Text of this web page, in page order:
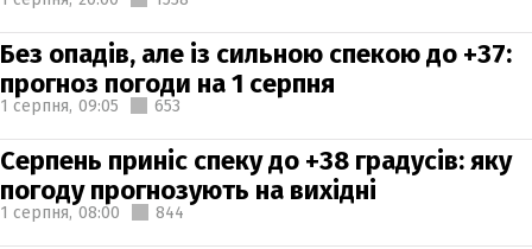
Без опадів, але із сильною спекою до +37:
прогноз погоди на 1 серпня
1 серпня, 09:05 653
Серпень приніс спеку до +38 градусів: яку
погоду прогнозують на вихідні
1 серпня, 08:00 844